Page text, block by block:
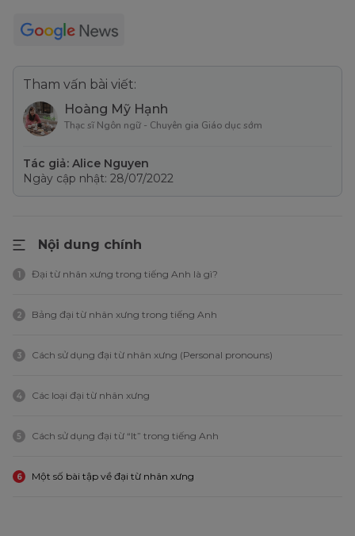
Tham vấn bài viết:
Hoàng Mỹ Hạnh
Thạc sĩ Ngôn ngữ - Chuyên gia Giáo dục sớm
Tác giả: Alice Nguyen
Ngày cập nhật: 28/07/2022
Nội dung chính
1 Đại từ nhân xưng trong tiếng Anh là gì?
2 Bảng đại từ nhân xưng trong tiếng Anh
3 Cách sử dụng đại từ nhân xưng (Personal pronouns)
4 Các loại đại từ nhân xưng
5 Cách sử dụng đại từ “It” trong tiếng Anh
6 Một số bài tập về đại từ nhân xưng